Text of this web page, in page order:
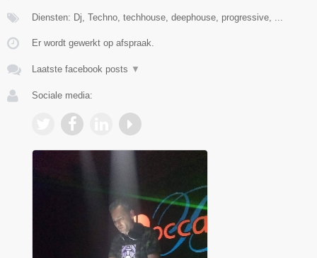
Diensten: Dj, Techno, techhouse, deephouse, progressive, ...
Er wordt gewerkt op afspraak.
Laatste facebook posts ▼
Sociale media: